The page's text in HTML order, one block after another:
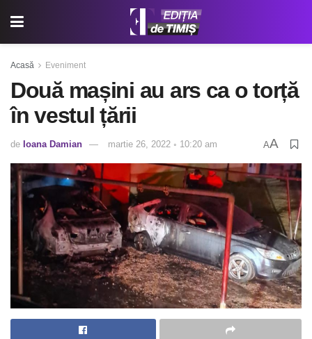
Acasă Eveniment
Două mașini au ars ca o torță
în vestul țării
de Ioana Damian martie 26, 2022 ◦ 10:20 am AA